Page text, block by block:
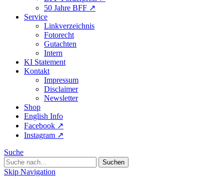
50 Jahre BFF ↗︎
Service
Linkverzeichnis
Fotorecht
Gutachten
Intern
KI Statement
Kontakt
Impressum
Disclaimer
Newsletter
Shop
English Info
Facebook ↗︎
Instagram ↗︎
Suche
Skip Navigation